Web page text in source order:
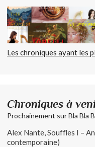
Les chroniques ayant les
Chroniques à
Prochainement sur Bla Bla
Alex Nante, Souffles I –
contemporaine)